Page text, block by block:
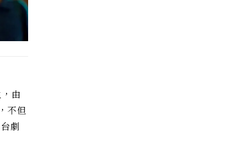
由
不但
劇